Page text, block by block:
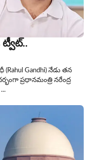
Gandhi) నేడు తన
ప్రధానమంత్రి నరేంద్ర